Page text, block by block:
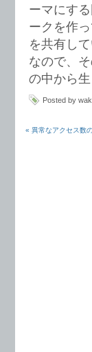
ーマにす
ークを作
を共有し
なので、
の中から
Posted by
« 異常なアクセス数